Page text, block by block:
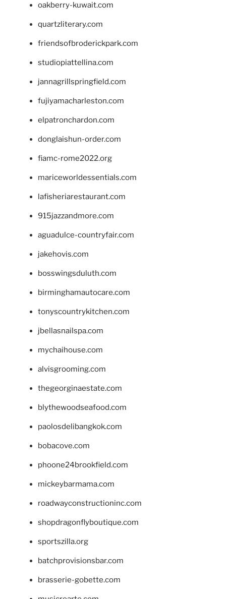
oakberry-kuwait.com
quartzliterary.com
friendsofbroderickpark.com
studiopiattellina.com
jannagrillspringfield.com
fujiyamacharleston.com
elpatronchardon.com
donglaishun-order.com
fiamc-rome2022.org
mariceworldessentials.com
lafisheriarestaurant.com
915jazzandmore.com
aguadulce-countryfair.com
jakehovis.com
bosswingsduluth.com
birminghamautocare.com
tonyscountrykitchen.com
jbellasnailspa.com
mychaihouse.com
alvisgrooming.com
thegeorginaestate.com
blythewoodseafood.com
paolosdelibangkok.com
bobacove.com
phoone24brookfield.com
mickeybarmama.com
roadwayconstructioninc.com
shopdragonflyboutique.com
sportszilla.org
batchprovisionsbar.com
brasserie-gobette.com